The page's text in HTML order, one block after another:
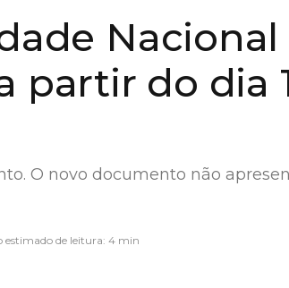
Nacional
partir do dia
O novo documento não
estimado de leitura: 4 min